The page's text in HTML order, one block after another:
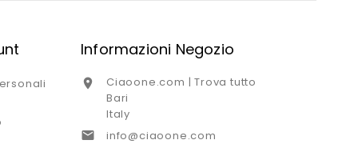
Informazioni Negozio

Ciaoone.com | Trova tutto
Bari
Italy
 info@ciaoone.com